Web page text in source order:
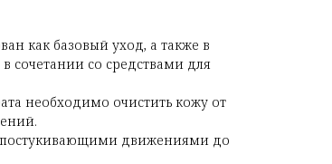
как базовый уход, а также в
сочетании со средствами для
необходимо очистить кожу от
постукивающими движениями до